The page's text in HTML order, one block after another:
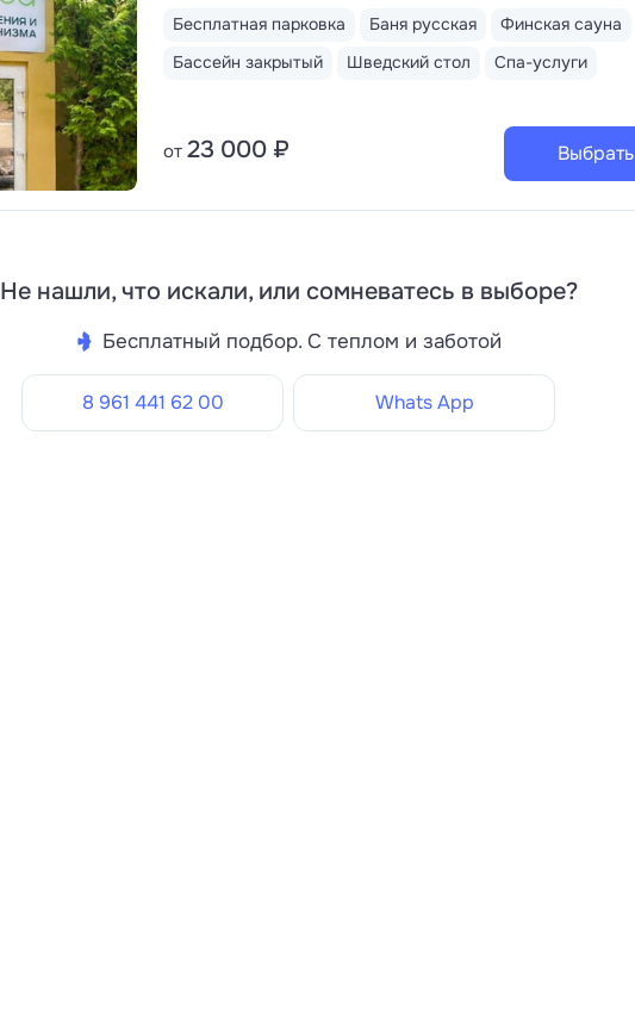
Бесплатная парковка
Баня русская
Финская сауна
Бассейн закрытый
Шведский стол Спа-услуги
от 23 000 ₽ Выбрать
Не нашли, что искали, или сомневатесь в выборе?
Бесплатный подбор. С теплом и заботой
8 961 441 62 00 Whats App